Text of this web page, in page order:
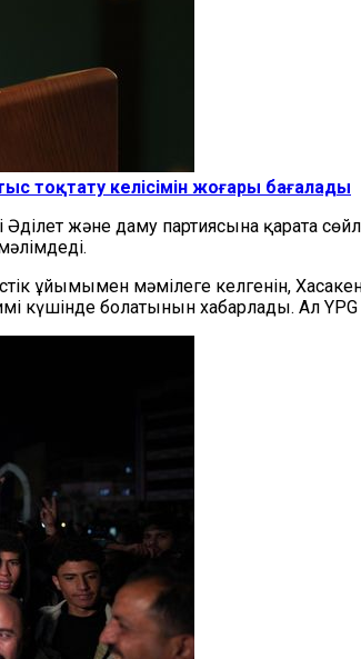
тоқтату келісімін жоғары бағалады
Әділет және даму партиясына қарата
ұйымымен мәмілеге келгенін,
күшінде болатынын хабарлады. Ал YPG